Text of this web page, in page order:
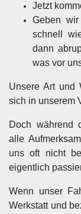
Jetzt
Geben
schnell
dann
was vor
Unsere Art und
sich in unserem
Doch während
alle
uns oft nicht
eigentlich
Wenn unser
Werkstatt und